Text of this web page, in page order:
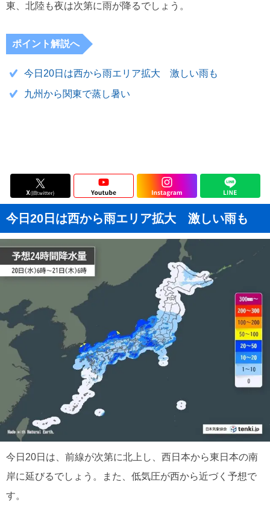
東、北陸も夜は次第に雨が降るでしょう。
ポイント解説へ
今日20日は西から雨エリア拡大 激しい雨も
九州から関東で蒸し暑い
今日20日は西から雨エリア拡大 激しい雨も
今日20日は、前線が次第に北上し、西日本から東日本の南
岸に延びるでしょう。また、低気圧が西から近づく予想で
す。